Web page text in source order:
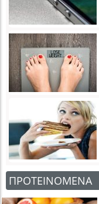
ΠΡΟΤΕΙΝΟΜΕΝΑ